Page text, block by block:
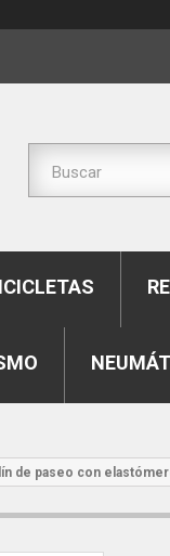
de paseo con